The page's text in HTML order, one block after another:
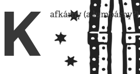
K afkárny (a lumpárny?)